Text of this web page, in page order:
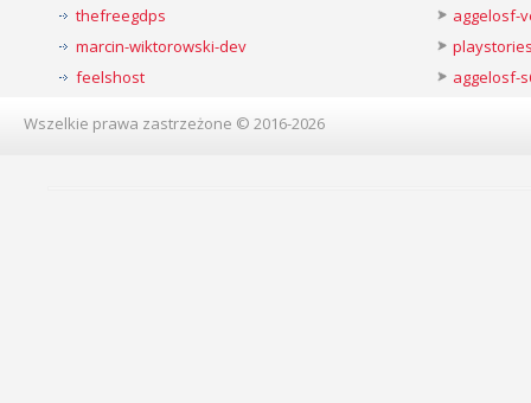
thefreegdps
marcin-wiktorowski-dev
feelshost
aggelosf-
aggelosf-
Wszelkie prawa zastrzeżone © 2016-2026